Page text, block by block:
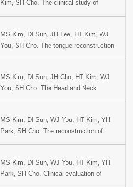
Congress, 1999, Kyungju, Korea.
Kim, SH Cho. The clinical study of
the 15th Korean Head and Neck Surgery
Winter Meeting, 1999. Youngpyung,
Korea.
MS Kim, DI Sun, JH Lee, HT Kim, WJ
You, SH Cho. The tongue reconstruction
Korean Head and Neck Surgery Winter
Meeting, 1999, Kyungju, Korea.
MS Kim, DI Sun, JH Cho, HT Kim, WJ
You, SH Cho. The Head and Neck
combined Otolaryngology Congress, 1999,
Kyungju, Korea.
MS Kim, DI Sun, WJ You, HT Kim, YH
Park, SH Cho. The reconstruction of
Korean Head and Neck Surgery Winter
Meeting, 1999, Youngpyung, Korea.
MS Kim, DI Sun, WJ You, HT Kim, YH
Park, SH Cho. Clinical evaluation of